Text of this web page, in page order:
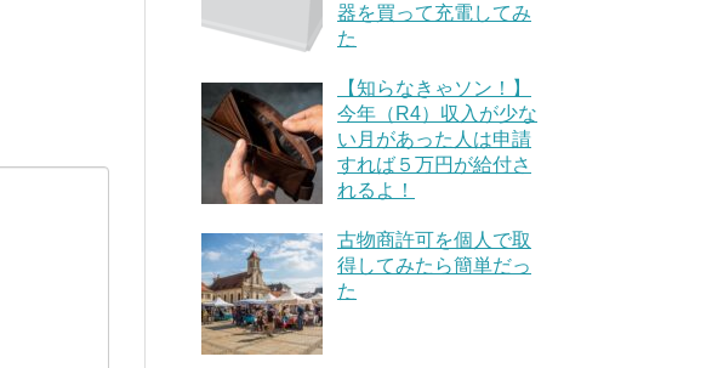
器を買って充電してみ
た
【知らなきゃソン！】
今年（R4）収入が少な
い月があった人は申請
すれば５万円が給付さ
れるよ！
古物商許可を個人で取
得してみたら簡単だっ
た